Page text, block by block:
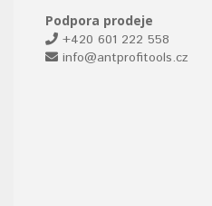
Podpora prodeje
+420 601 222 558
info@antprofitools.cz